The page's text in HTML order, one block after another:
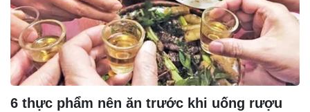
6 thực phẩm nên ăn trước khi uống rượu